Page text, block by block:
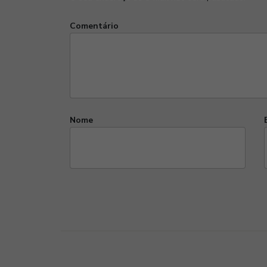
Nome
Comentário